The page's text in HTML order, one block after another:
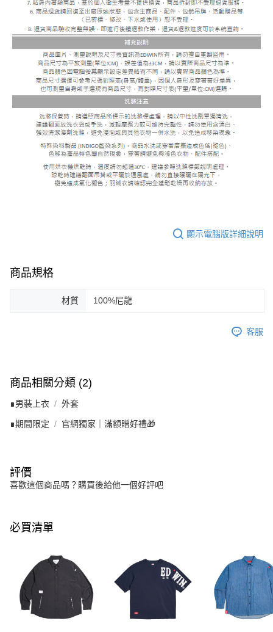
顯示電腦版詳細說明
商品規格
材質 100%尼龍
客服
商品相關分類 (2)
∎男裝上衣 外套
∎期間限定 官網獨家｜滿額贈好禮🎁
評價
喜歡這個商品嗎？購買後給他一個好評吧
必買清單